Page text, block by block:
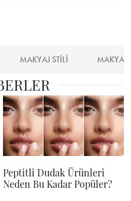
MAKYAJ STILI MAKYAJ
Peptitli Dudak Ürünleri
Neden Bu Kadar Popüler?